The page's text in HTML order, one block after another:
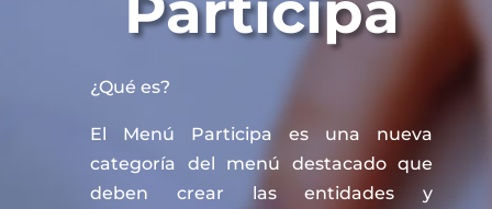
¿Qué es?
El Menú Participa es una nueva
categoría del menú destacado que
deben crear las entidades y